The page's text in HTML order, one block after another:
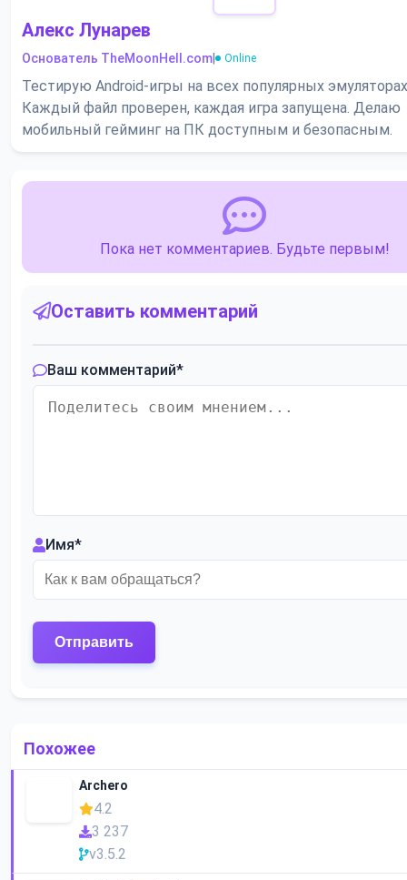
Алекс Лунарев
Основатель TheMoonHell.com Online
Тестирую Android-игры на всех популярных
Каждый файл проверен, каждая игра запущена. Делаю
мобильный гейминг на ПК доступным и безопасным.
Пока нет комментариев. Будьте первым!
Оставить комментарий
Ваш комментарий*
Имя*
Похожее
Archero
4.2
3 237
v3.5.2